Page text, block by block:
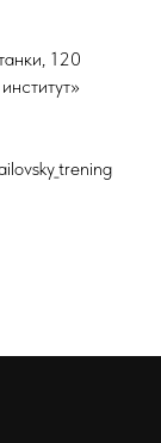
120